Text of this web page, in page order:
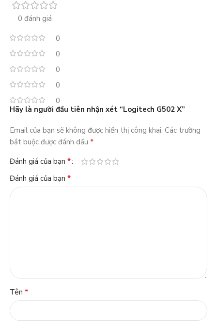
0 đánh giá
0
0
0
0
0
Hãy là người đầu tiên nhận xét “Logitech G502 X”
Email của bạn sẽ không được hiển thị công khai. Các trường
bắt buộc được đánh dấu *
Đánh giá của bạn *
Đánh giá của bạn *
Tên *